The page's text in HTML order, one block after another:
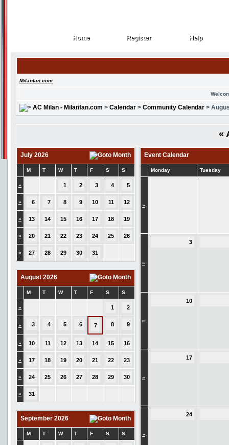
Home
Home Register
Register Help
Help
Milanfan.com
AC Milan - Milanfan.com > Calendar > Community Calendar >
«
July 2026
M T W T F S S
» 1 2 3 4 5
» 6 7 8 9 10 11 12
» 13 14 15 16 17 18 19
» 20 21 22 23 24 25 26
» 27 28 29 30 31
August 2026
M T W T F S S
» 1 2
» 3 4 5 6 7 8 9
» 10 11 12 13 14 15 16
» 17 18 19 20 21 22 23
» 24 25 26 27 28 29 30
» 31
September 2026
M T W T F S S
Event Calendar
Monday Tuesday
»
»
3
»
10
»
17
»
24